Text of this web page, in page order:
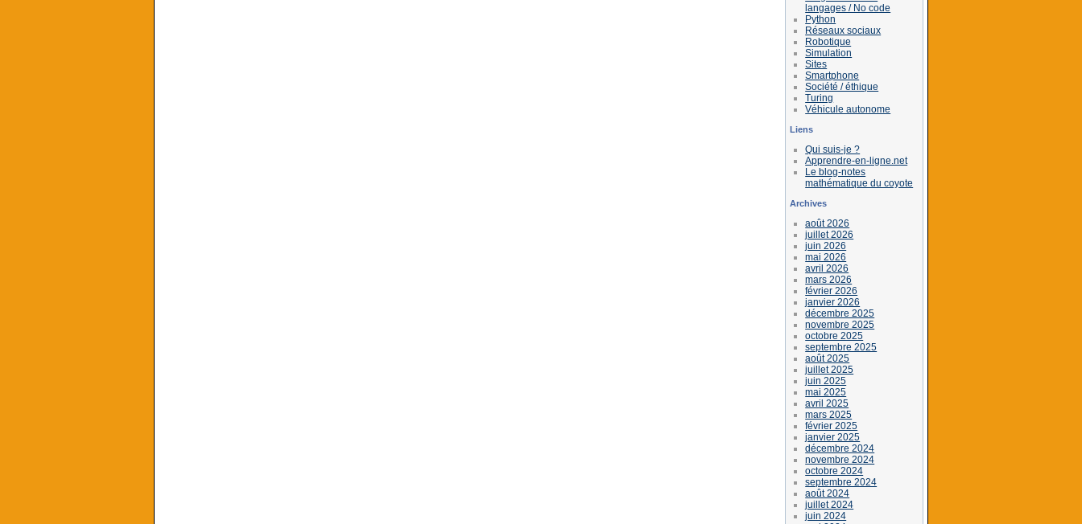
langages / No code
Python
Réseaux sociaux
Robotique
Simulation
Sites
Smartphone
Société / éthique
Turing
Véhicule autonome
Liens
Qui suis-je ?
Apprendre-en-ligne.net
Le blog-notes
mathématique du coyote
Archives
août 2026
juillet 2026
juin 2026
mai 2026
avril 2026
mars 2026
février 2026
janvier 2026
décembre 2025
novembre 2025
octobre 2025
septembre 2025
août 2025
juillet 2025
juin 2025
mai 2025
avril 2025
mars 2025
février 2025
janvier 2025
décembre 2024
novembre 2024
octobre 2024
septembre 2024
août 2024
juillet 2024
juin 2024